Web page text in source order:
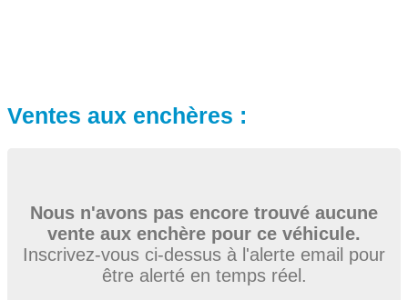
Ventes aux enchères :
Nous n'avons pas encore trouvé aucune
vente aux enchère pour ce véhicule.
Inscrivez-vous ci-dessus à l'alerte email pour
être alerté en temps réel.